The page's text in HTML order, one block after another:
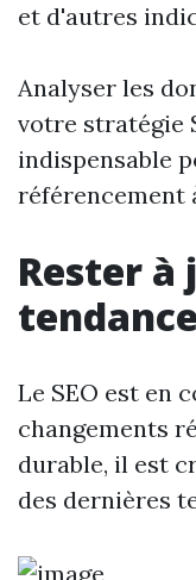
et d'autres
Analyser les
votre stratégie
indispensable
référencement
Rester à
Le SEO est en
changements
durable, il est
des dernières